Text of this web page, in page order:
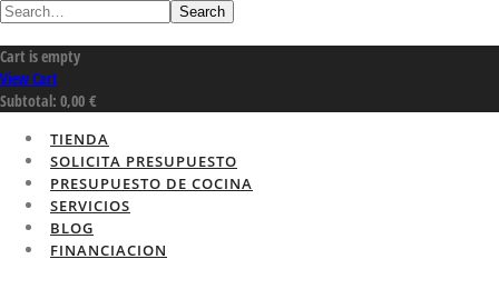
Search
Cart is empty
View Cart
Subtotal: 0,00 €
TIENDA
SOLICITA PRESUPUESTO
PRESUPUESTO DE COCINA
SERVICIOS
BLOG
FINANCIACION